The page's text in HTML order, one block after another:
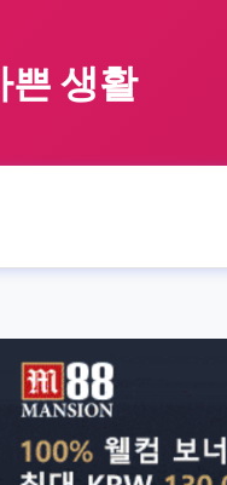
쁜 생활